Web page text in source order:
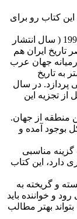
این کتاب رو برای
کتاب از قبل از اسلام شروع می شود و تا سال 1995 ( سال انتشار
تاریخ ایران هم
جهان عرب
به تاریخ
پردازد. در سال
تجزیه این
منطقه از جهان.
بوجود آمده و
گزینه مناسبی
دارد، این کتاب
و گریخته به
و خواننده باید
بهتر مطالب